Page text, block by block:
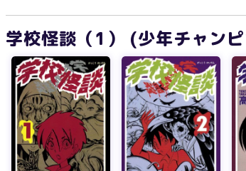
学校怪談（1） (少年チャン